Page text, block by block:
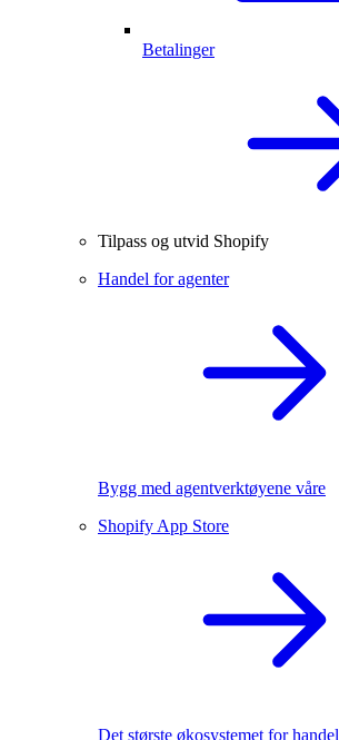
Betalinger
Tilpass og utvid Shopify
Handel for agenter
Bygg med agentverktøyene våre
Shopify App Store
Det største økosystemet for handel